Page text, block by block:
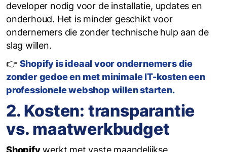
developer nodig voor de installatie, updates en
onderhoud. Het is minder geschikt voor
ondernemers die zonder technische hulp aan de
slag willen.
👉 Shopify is ideaal voor ondernemers die
zonder gedoe en met minimale IT-kosten een
professionele webshop willen starten.
2. Kosten: transparantie
vs. maatwerkbudget
Shopifywerkt met vaste maandelijkse